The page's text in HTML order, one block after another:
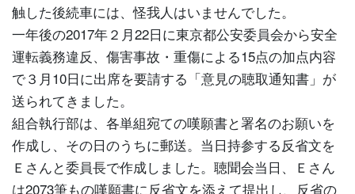
触した後続車には、怪我人はいませんでした。
一年後の2017年２月22日に東京都公安委員会から安全
運転義務違反、傷害事故・重傷による15点の加点内容
で３月10日に出席を要請する「意見の聴取通知書」が
送られてきました。
組合執行部は、各単組宛ての嘆願書と署名のお願いを
作成し、その日のうちに郵送。当日持参する反省文を
Ｅさんと委員長で作成しました。聴聞会当日、Ｅさん
は2073筆もの嘆願書に反省文を添えて提出し、反省の